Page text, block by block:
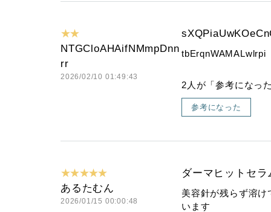
★★
NTGCloAHAifNMmpDnn
rr
2026/02/10 01:49:43
tbErqnWAMALwlrpi
2人が「参考になっ
参考になった
★★★★★
あるたむん
2026/01/15 00:00:48
ダーマヒットセラ
美容針が残らず溶
います